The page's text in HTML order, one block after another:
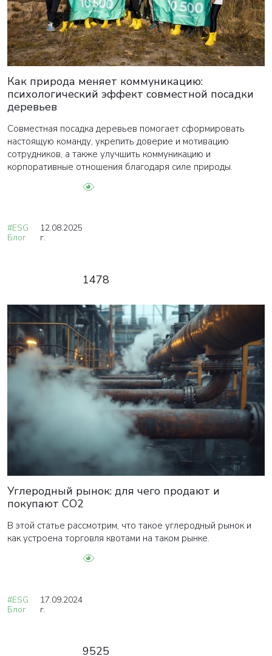
Как природа меняет коммуникацию:
психологический эффект совместной посадки
деревьев
Совместная посадка деревьев помогает сформировать
настоящую команду, укрепить доверие и мотивацию
сотрудников, а также улучшить коммуникацию и
корпоративные отношения благодаря силе природы.
#ESG
Блог
12.08.2025
г.
1478
Углеродный рынок: для чего продают и
покупают СО2
В этой статье рассмотрим, что такое углеродный рынок и
как устроена торговля квотами на таком рынке.
#ESG
Блог
17.09.2024
г.
9525
Закрыть